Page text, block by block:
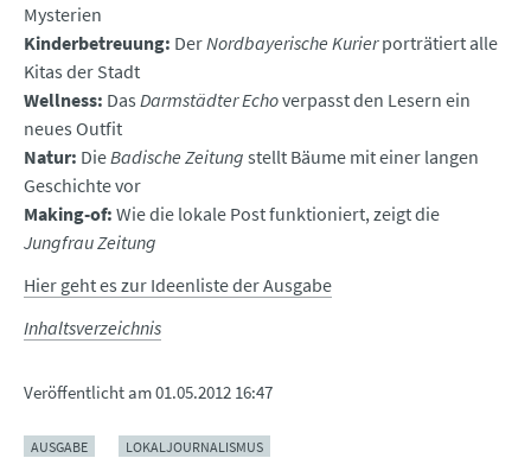
Mysterien
Kinderbetreuung: DerNordbayerische Kurierporträtiert alle
Kitas der Stadt
Wellness: Das Darmstädter Echoverpasst den Lesern ein
neues Outfit
Natur: DieBadische Zeitung stellt Bäume mit einer langen
Geschichte vor
Making-of: Wie die lokale Post funktioniert, zeigt die
Jungfrau Zeitung
Hier geht es zur Ideenliste der Ausgabe
Inhaltsverzeichnis
Veröffentlicht am01.05.2012 16:47
AUSGABE LOKALJOURNALISMUS